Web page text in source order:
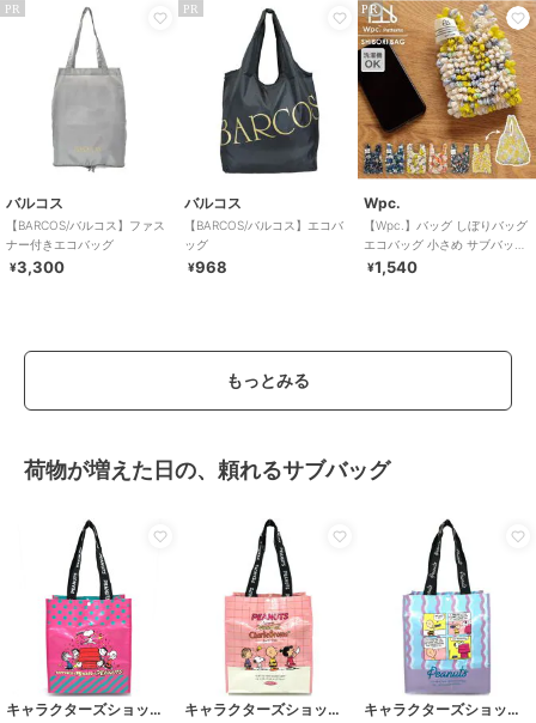
PR
バルコス
【BARCOS/バルコス】ファス
ナー付きエコバッグ
¥3,300
PR
バルコス
【BARCOS/バルコス】エコバ
ッグ
¥968
PR
Wpc.
【Wpc.】バッグ しぼりバッグ
エコバッグ 小さめ サブバッグ
コンパクト 洗濯可能 レディ
¥1,540
もっとみる
荷物が増えた日の、頼れるサブバッグ
キャラクターズショップ ラフラフ キャラクターズショップ ラフラフ キャラクターズショップ ラフラフ